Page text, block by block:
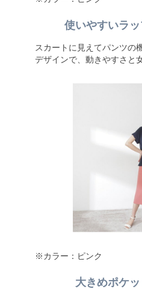
使いやすいラ
スカートに見えてパンツの
デザインで、動きやすさと
※カラー：ピンク
大きめポケ